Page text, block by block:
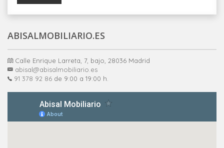
ABISALMOBILIARIO.ES
Calle Enrique Larreta, 7, bajo, 28036 Madrid
abisal@abisalmobiliario.es
91 378 92 86 de 9:00 a 19:00 h.